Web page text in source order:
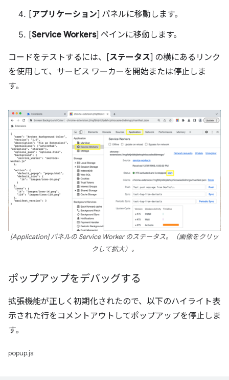
[アプリケーション] パネルに移動します。
[Service Workers] ペインに移動します。
コードをテストするには、[ステータス] の横にあるリンク
を使用して、サービス ワーカーを開始または停止しま
す。
[Application] パネルの Service Worker のステータス。（画像をクリッ
クして拡大）。
ポップアップをデバッグする
拡張機能が正しく初期化されたので、以下のハイライト表
示された行をコメントアウトしてポップアップを停止しま
す。
popup.js: